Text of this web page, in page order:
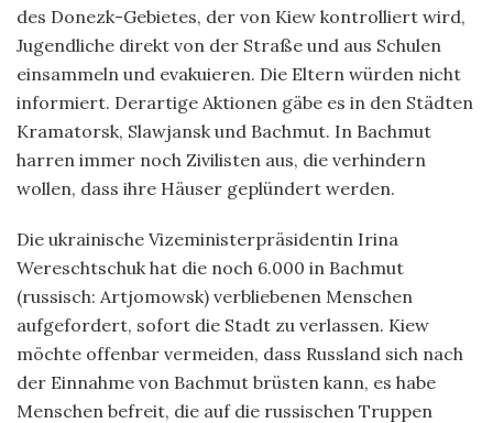
des Donezk-Gebietes, der von Kiew kontrolliert wird,
Jugendliche direkt von der Straße und aus Schulen
einsammeln und evakuieren. Die Eltern würden nicht
informiert. Derartige Aktionen gäbe es in den Städten
Kramatorsk, Slawjansk und Bachmut. In Bachmut
harren immer noch Zivilisten aus, die verhindern
wollen, dass ihre Häuser geplündert werden.
Die ukrainische Vizeministerpräsidentin Irina
Wereschtschuk hat die noch 6.000 in Bachmut
(russisch: Artjomowsk) verbliebenen Menschen
aufgefordert, sofort die Stadt zu verlassen. Kiew
möchte offenbar vermeiden, dass Russland sich nach
der Einnahme von Bachmut brüsten kann, es habe
Menschen befreit, die auf die russischen Truppen